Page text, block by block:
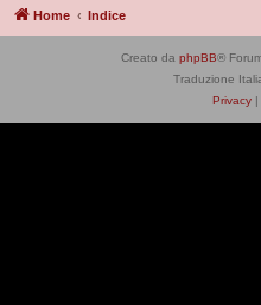
Home Indice
Creato da phpBB®
Traduzione
Privacy |